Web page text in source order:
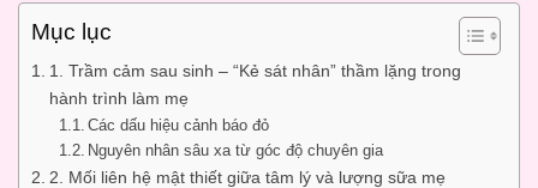
Mục lục
1. Trầm cảm sau sinh – “Kẻ sát nhân” thầm lặng trong
hành trình làm mẹ
Các dấu hiệu cảnh báo đỏ
Nguyên nhân sâu xa từ góc độ chuyên gia
2. Mối liên hệ mật thiết giữa tâm lý và lượng sữa mẹ